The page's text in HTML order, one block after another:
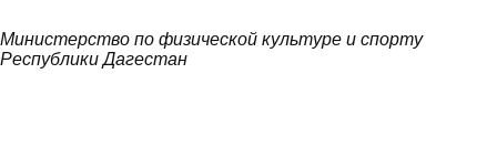
Министерство по физической культуре и спорту
Республики Дагестан